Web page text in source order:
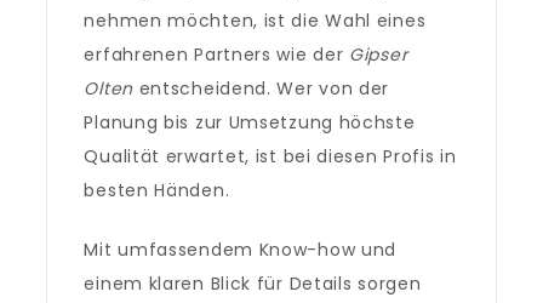
nehmen möchten, ist die Wahl eines
erfahrenen Partners wie der Gipser
Oltenentscheidend. Wer von der
Planung bis zur Umsetzung höchste
Qualität erwartet, ist bei diesen Profis in
besten Händen.
Mit umfassendem Know-how und
einem klaren Blick für Details sorgen